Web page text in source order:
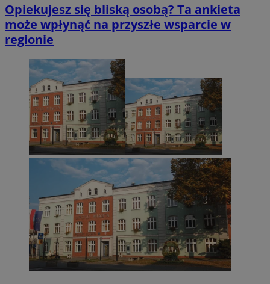
Opiekujesz się bliską osobą? Ta ankieta
może wpłynąć na przyszłe wsparcie w
regionie